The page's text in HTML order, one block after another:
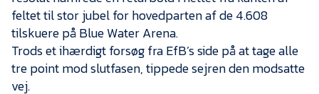
feltet til stor jubel for hovedparten af de 4.608
tilskuere på Blue Water Arena.
Trods et ihærdigt forsøg fra EfB’s side på at tage alle
tre point mod slutfasen, tippede sejren den modsatte
vej.